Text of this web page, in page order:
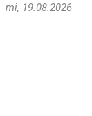
mi, 19.08.2026